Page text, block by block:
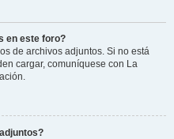
en este foro?
de archivos adjuntos. Si no está
cargar, comuníquese con La